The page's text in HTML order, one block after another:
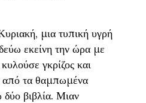
μια τυπική υγρή
εκείνη την ώρα με
γκρίζος και
από τα θαμπωμένα
βιβλία. Μιαν